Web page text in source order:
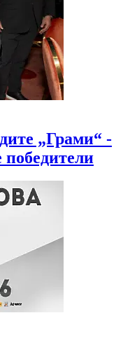
„Грами“ -
победители